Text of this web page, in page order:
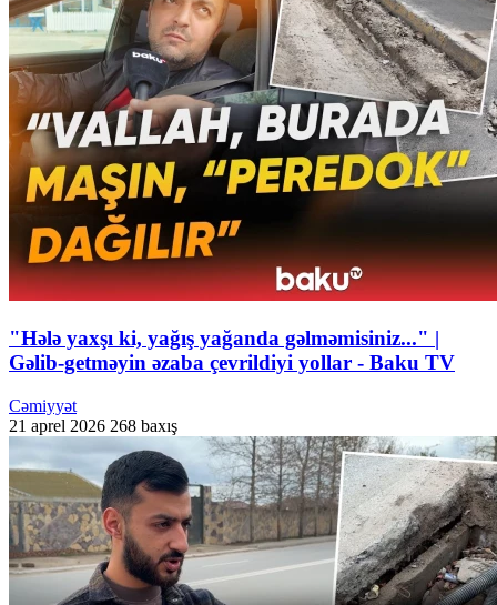
"Hələ yaxşı ki, yağış yağanda gəlməmisiniz..." |
Gəlib-getməyin əzaba çevrildiyi yollar - Baku TV
Cəmiyyət
21 aprel 2026 268 baxış